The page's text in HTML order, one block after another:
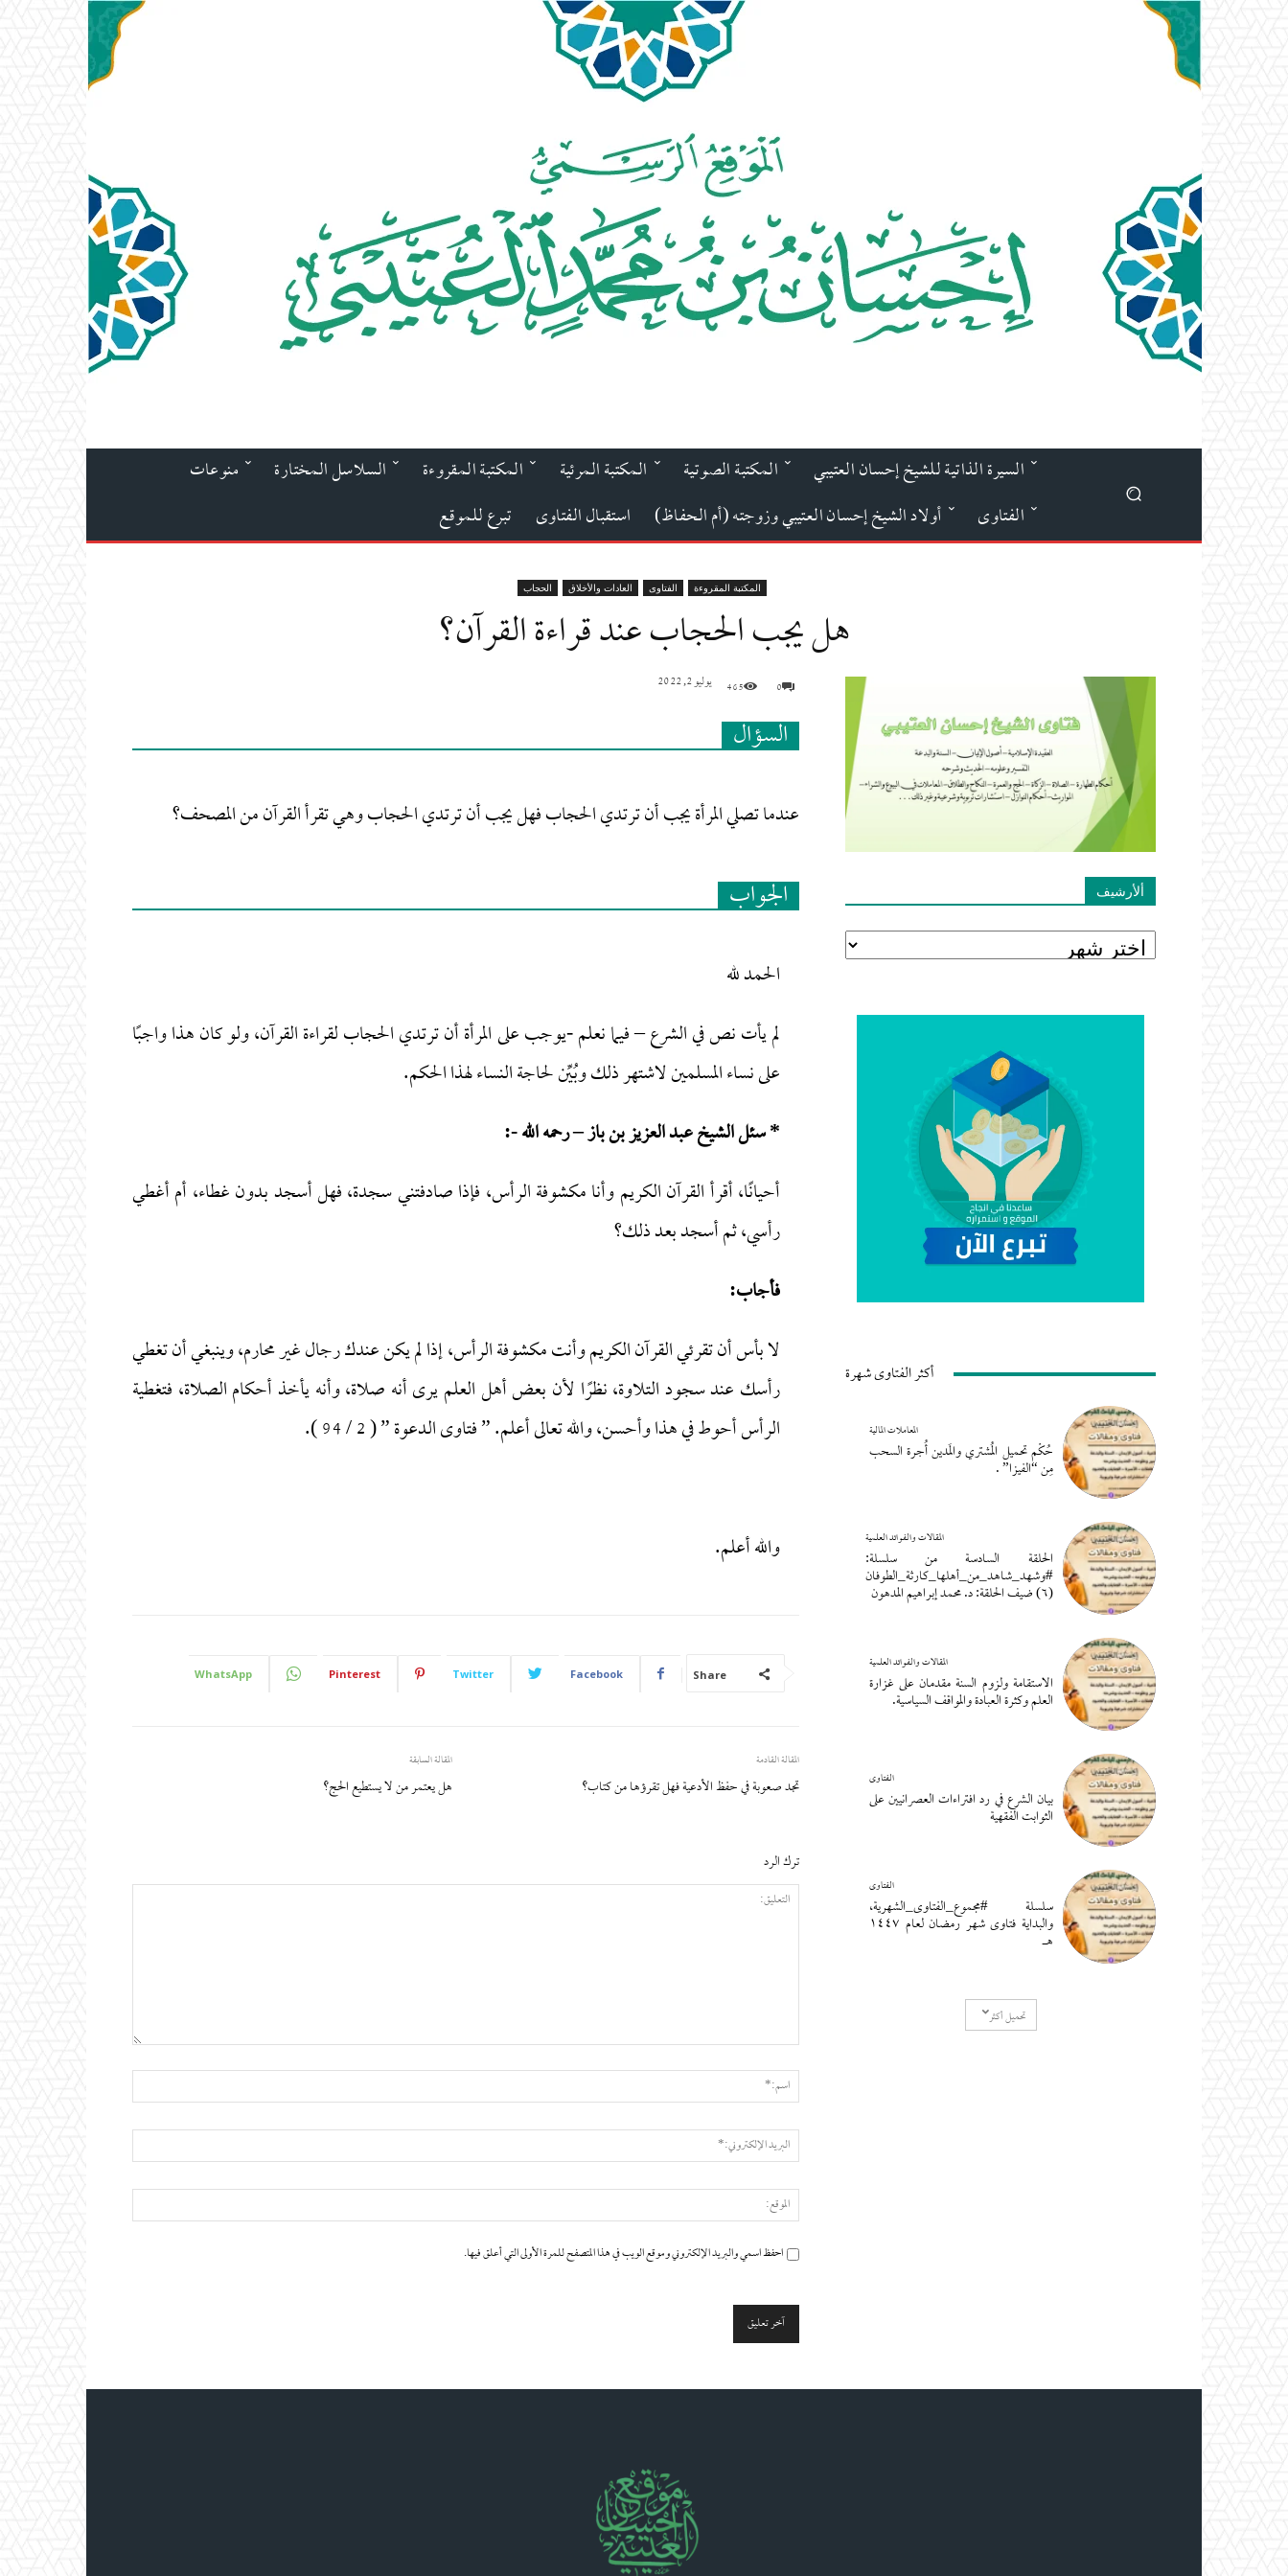
السيرة الذاتية للشيخ إحسان العتيبي المكتبة الصوتية المكتبة المرئية المكتبة المقروءة السلاسل المختارة
منوعات
الفتاوى
أولاد الشيخ إحسان العتيبي وزوجته (أم الحفاظ) استقبال الفتاوى تبرع للموقع
المكتبة المقروءة الفتاوى العادات والأخلاق الحجاب
هل يجب الحجاب عند قراءة القرآن؟
0
465 يوليو 2, 2022
السؤال
عندما تصلي المرأة يجب أن ترتدي الحجاب فهل يجب أن ترتدي الحجاب وهي تقرأ القرآن من المصحف؟
الجواب
الحمد لله
لم يأت نص في الشرع – فيما نعلم -يوجب على المرأة أن ترتدي الحجاب لقراءة القرآن، ولو كان هذا واجبًا
على نساء المسلمين لاشتهر ذلك وبُيِّن لحاجة النساء لهذا الحكم.
* سئل الشيخ عبد العزيز بن باز – رحمه الله -:
أحيانًا، أقرأ القرآن الكريم وأنا مكشوفة الرأس، فإذا صادفتني سجدة، فهل أسجد بدون غطاء، أم أغطي
رأسي، ثم أسجد بعد ذلك؟
فأجاب:
لا بأس أن تقرئي القرآن الكريم وأنت مكشوفة الرأس، إذا لم يكن عندك رجال غير محارم، وينبغي أن تغطي
رأسك عند سجود التلاوة، نظرًا لأن بعض أهل العلم يرى أنه صلاة، وأنه يأخذ أحكام الصلاة، فتغطية
الرأس أحوط في هذا وأحسن، والله تعالى أعلم. ” فتاوى الدعوة ” ( 2 / 94 ).
والله أعلم.
Share
Facebook
Twitter
Pinterest
WhatsApp
المقالة السابقة
هل يعتمر من لا يستطيع الحج؟
المقالة القادمة
تجد صعوبة في حفظ الأدعية فهل تقرؤها من كتاب؟
ترك الرد
التعليق:
اسم:*
البريد
الإلكتروني:*
الموقع:
احفظ اسمي والبريد الإلكتروني وموقع الويب في هذا المتصفح للمرة الأولى التي أعلق فيها.
ألأرشيف
ألأرشيف
أكثر الفتاوى شهرة
المعاملات المالية
حُكْم تحميل المُشتري والمَدين أُجرة السحب
مِن “الفيزا” .
المقالات والفوائد العلمية
الحلقة السادسة من سلسلة:
#وشهد_شاهد_من_أهلها_كارثة_الطوفان
(٦) ضيف الحلقة: د. محمد إبراهيم المدهون
المقالات والفوائد العلمية
الاستقامة ولزوم السنة مقدمان على غزارة
العلم وكثرة العبادة والمواقف السياسية.
الفتاوى
بيان الشرع في رد افتراءات العصرانيين على
الثوابت الفقهية
الفتاوى
سلسلة #مجموع_الفتاوى_الشهرية،
والبداية فتاوى شهر رمضان لعام ١٤٤٧
هـ
تحميل أكثر